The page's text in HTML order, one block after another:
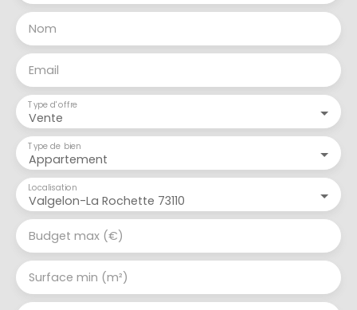
Nom
Email
Vente
Type d'offre
Appartement
Type de bien
Valgelon-La Rochette 73110
Localisation
Budget max (€)
Surface min (m²)